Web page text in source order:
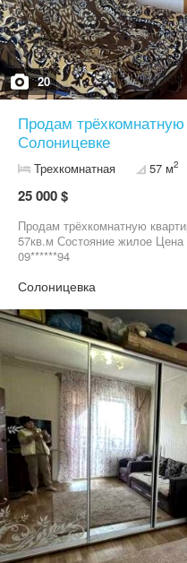
20
Продам трёхкомнатную
Солоницевке
Трехкомнатная 57 м2
25 000 $
Продам трёхкомнатную
57кв.м Состояние жилое
09******94
Солоницевка